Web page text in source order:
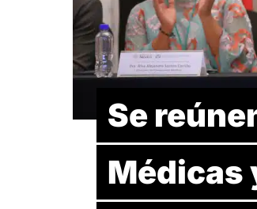
Se
Médicas